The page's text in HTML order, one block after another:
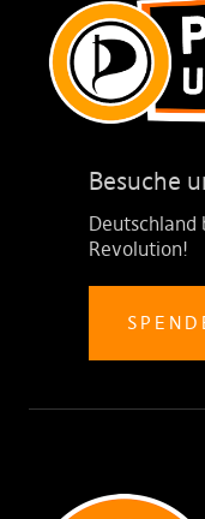
Besuche
Deutschland
Revolution!